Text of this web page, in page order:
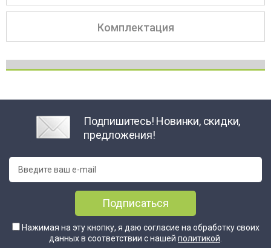
Комплектация
Подпишитесь! Новинки, скидки,
предложения!
Подписаться
Нажимая на эту кнопку, я даю согласие на обработку своих
данных в соответствии с нашей политикой